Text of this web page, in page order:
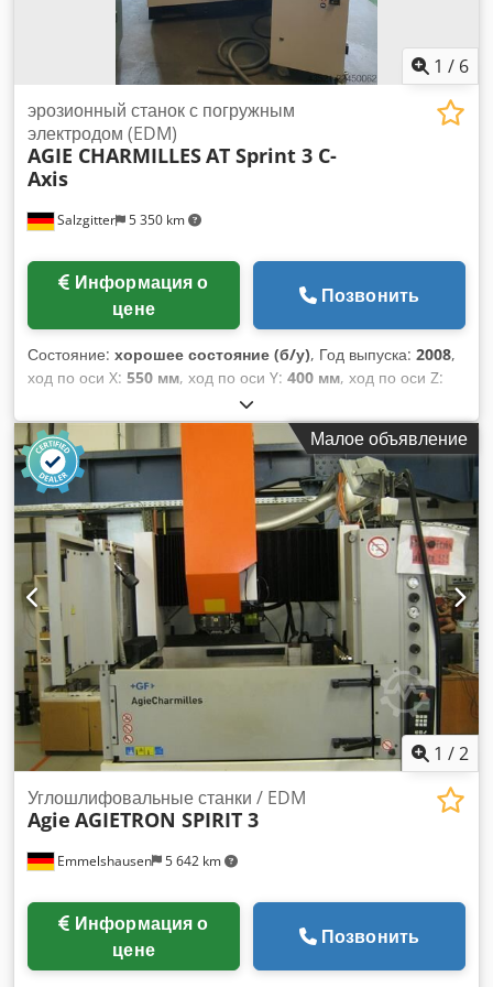
1 / 6
Salzgitter 5 350 km
эрозионный станок с погружным
электродом (EDM)
AGIE CHARMILLESAT Sprint 3 C-
Axis
цене
Позвонить
Состояние: хорошее состояние (б/у), Год выпуска: 2008,
ход по оси X: 550 мм, ход по оси Y: 400 мм, ход по оси Z:
2 200 мм
общая длина:1 800 мм, ширина стола:650 мм, длина
стола:850 мм, Электроэрозионный станок с возможностью
обработки по оси C. Dksdpfx Aezqd Rrjlysr
Малое объявление
1 /2
Emmelshausen 5 642 km
Углошлифовальные станки / EDM
Agie AGIETRON SPIRIT 3
цене
Позвонить